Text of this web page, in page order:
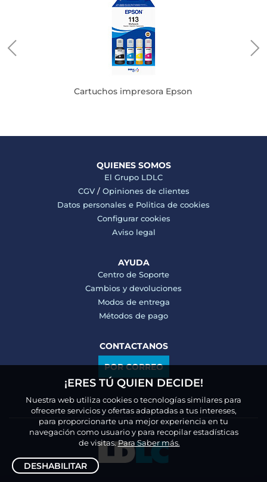
Cartuchos impresora Epson
QUIENES SOMOS
El Grupo LDLC
CGV/ Opiniones de clientes
Datos personales e Politica de cookies
Configurar cookies
Aviso legal
AYUDA
Centro de Soporte
Cambios y devoluciones
Modos de entrega
Métodos de pago
CONTACTANOS
POR CORREO
¡ERES TÚ QUIEN DECIDE!
Nuestra web utiliza cookies o tecnologías similares para
ofrecerte servicios y ofertas adaptadas a tus intereses,
para proporcionarte una mejor experiencia en tu
navegación como usuario y para recopilar estadísticas
de visitas.Para Saber más.
DESHABILITAR